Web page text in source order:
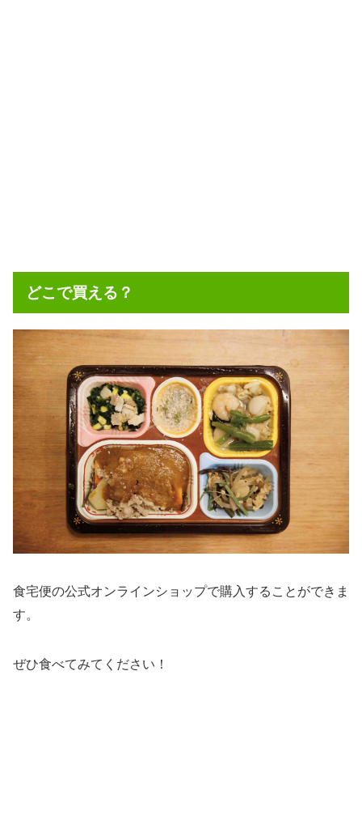
どこで買える？
食宅便の公式オンラインショップで購入することができま
す。
ぜひ食べてみてください！